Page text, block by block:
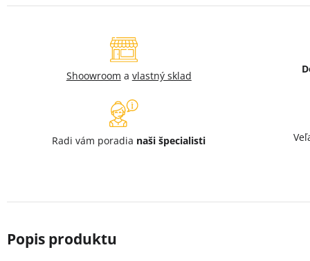
Shoowroom a vlastný sklad
Radi vám poradia naši špecialisti